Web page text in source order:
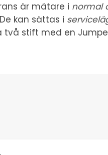
är mätare i normal
kan sättas i
två stift med en